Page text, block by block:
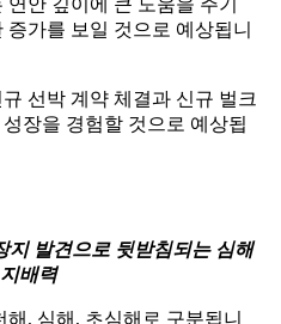
가를 보일 것으로 예상됩니
선박 계약 체결과 신규 벌크
장을 경험할 것으로 예상됩
지 발견으로 뒷받침되는 심해
배력
, 심해, 초심해로 구분됩니